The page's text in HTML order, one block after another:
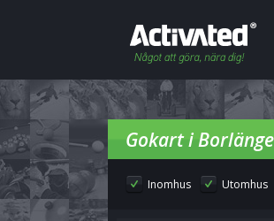
Gokart i Borlänge
Inomhus Utomhus